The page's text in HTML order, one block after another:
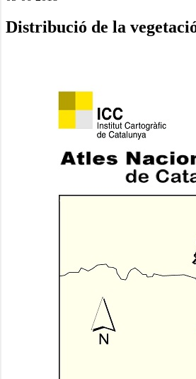
Distribució de la